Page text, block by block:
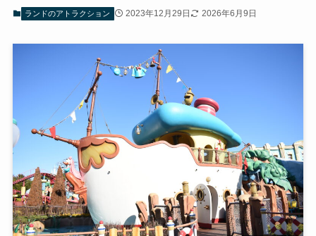
ランドのアトラクション 2023年12月29日 2026年6月9日